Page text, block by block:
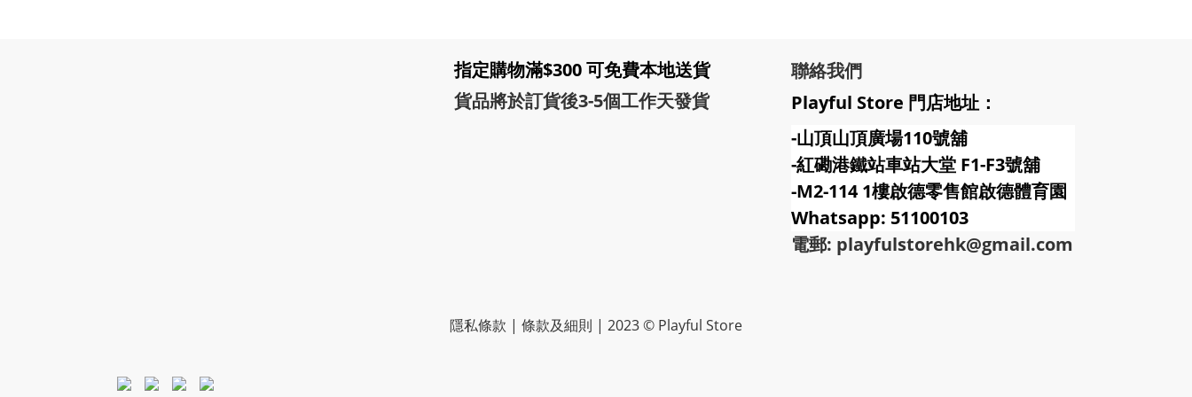
指定購物滿$300 可免費本地送貨
貨品將於訂貨後3-5個工作天發貨
聯絡我們
Playful Store 門店地址：
-山頂山頂廣場110號舖
-紅磡港鐵站車站大堂 F1-F3號舖
-M2-114 1樓啟德零售館啟德體育園
Whatsapp: 51100103
電郵: playfulstorehk@gmail.com
隱私條款 | 條款及細則 | 2023 © Playful Store